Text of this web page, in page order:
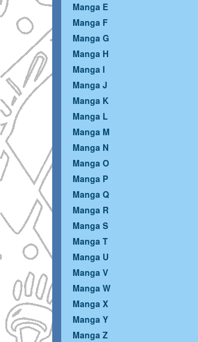
Manga E
Manga F
Manga G
Manga H
Manga I
Manga J
Manga K
Manga L
Manga M
Manga N
Manga O
Manga P
Manga Q
Manga R
Manga S
Manga T
Manga U
Manga V
Manga W
Manga X
Manga Y
Manga Z